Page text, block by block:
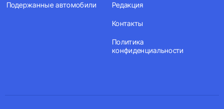
Подержанные автомобили Редакция
Контакты
Политика
конфиденциальности